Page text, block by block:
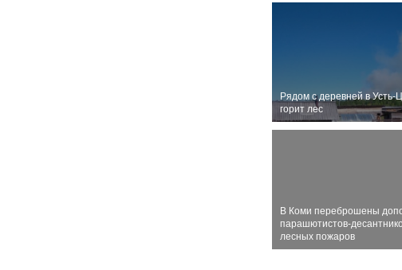
Рядом с деревней в
горит лес
В Коми переброшены
парашютистов-
лесных пожаров